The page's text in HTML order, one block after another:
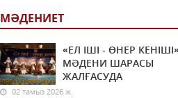
МӘДЕНИЕТ
«ЕЛ ІШІ - ӨНЕР
МӘДЕНИ ШАРАСЫ
ЖАЛҒАСУДА
02 тамыз 2026 ж.